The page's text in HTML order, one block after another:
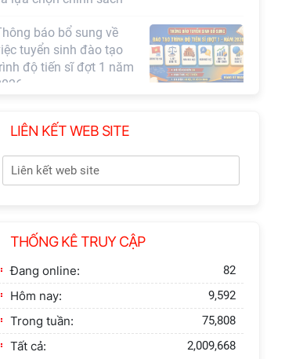
thác đá xây dựng
Nhà Hồ ở núi An
LIÊN KẾT WEB SITE
THỐNG KÊ TRUY CẬP
Đang online: 82
Hôm nay: 9,592
Trong tuần: 75,808
Tất cả: 2,009,668